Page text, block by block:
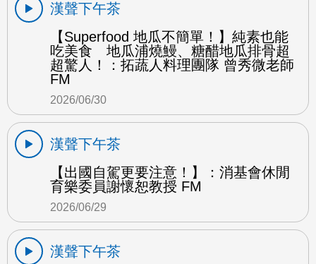
漢聲下午茶
【Superfood 地瓜不簡單！】純素也能
吃美食 地瓜浦燒鰻、糖醋地瓜排骨超
超驚人！：拓蔬人料理團隊 曾秀微老師
FM
2026/06/30
漢聲下午茶
【出國自駕更要注意！】：消基會休閒
育樂委員謝懷恕教授 FM
2026/06/29
漢聲下午茶